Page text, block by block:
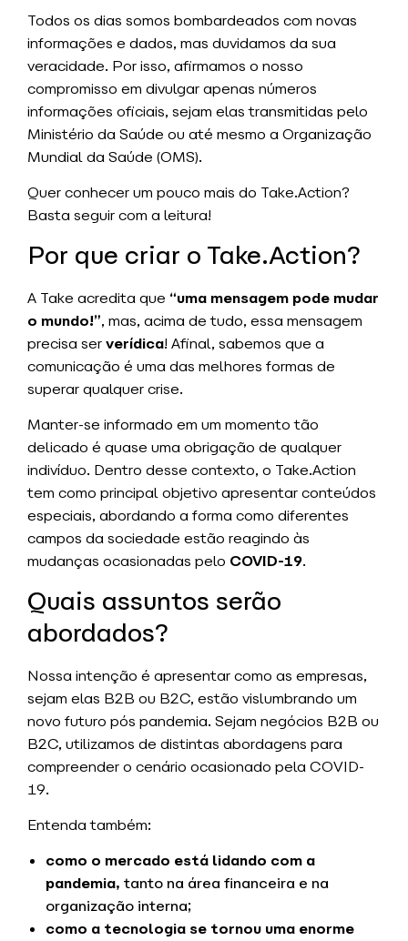
Todos os dias somos bombardeados com novas
informações e dados, mas duvidamos da sua
veracidade. Por isso, afirmamos o nosso
compromisso em divulgar apenas números
informações oficiais, sejam elas transmitidas pelo
Ministério da Saúde ou até mesmo a Organização
Mundial da Saúde (OMS).
Quer conhecer um pouco mais do Take.Action?
Basta seguir com a leitura!
Por que criar o Take.Action?
A Take acredita que “uma mensagem pode mudar
o mundo!”, mas, acima de tudo, essa mensagem
precisa serverídica! Afinal, sabemos que a
comunicação é uma das melhores formas de
superar qualquer crise.
Manter-se informado em um momento tão
delicado é quase uma obrigação de qualquer
indivíduo. Dentro desse contexto, o Take.Action
tem como principal objetivo apresentar conteúdos
especiais, abordando a forma como diferentes
campos da sociedade estão reagindo às
mudanças ocasionadas pelo COVID-19.
Quais assuntos serão
abordados?
Nossa intenção é apresentar como as empresas,
sejam elas B2B ou B2C, estão vislumbrando um
novo futuro pós pandemia. Sejam negócios B2B ou
B2C, utilizamos de distintas abordagens para
compreender o cenário ocasionado pela COVID-
19.
Entenda também:
como o mercado está lidando com a
pandemia, tanto na área financeira e na
organização interna;
como a tecnologia se tornou uma enorme